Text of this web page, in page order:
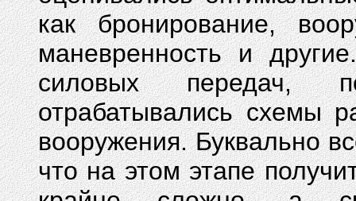
как бронирование,
маневренность и
силовых передач,
отрабатывались схемы
вооружения. Буквально
что на этом этапе